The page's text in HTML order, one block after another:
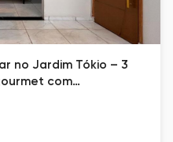
no Jardim Tókio – 3
com
– Londrina